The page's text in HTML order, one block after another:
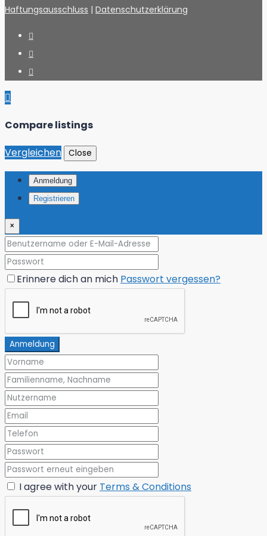
Haftungsausschluss | Datenschutzerklärung
Compare listings
Vergleichen
Close
Anmeldung
Registrieren
×
Erinnere dich an mich Passwort vergessen?
Anmeldung
I agree with your Terms & Conditions